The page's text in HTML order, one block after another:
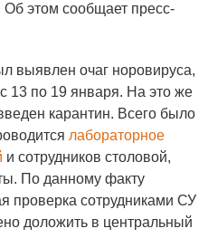
Об этом сообщает пресс-
выявлен очаг норовируса,
13 по 19 января. На это же
карантин. Всего было
лабораторное
и сотрудников столовой,
По данному факту
проверка сотрудниками СУ
доложить в центральный